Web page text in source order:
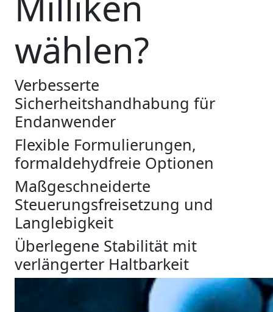
wählen?
Verbesserte
Sicherheitshandhabung für
Endanwender
Flexible Formulierungen,
formaldehydfreie Optionen
Maßgeschneiderte
Steuerungsfreisetzung und
Langlebigkeit
Überlegene Stabilität mit
verlängerter Haltbarkeit